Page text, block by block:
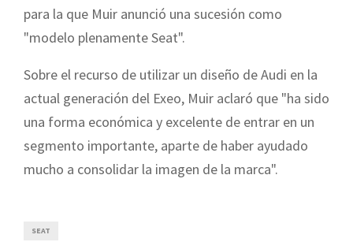
para la que Muir anunció una sucesión como
"modelo plenamente Seat".
Sobre el recurso de utilizar un diseño de Audi en la
actual generación del Exeo, Muir aclaró que "ha sido
una forma económica y excelente de entrar en un
segmento importante, aparte de haber ayudado
mucho a consolidar la imagen de la marca".
SEAT